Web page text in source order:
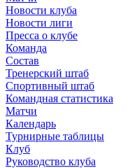
Новости клуба
Новости лиги
Пресса о клубе
Команда
Состав
Тренерский штаб
Спортивный штаб
Командная статистика
Матчи
Календарь
Турнирные таблицы
Клуб
Руководство клуба